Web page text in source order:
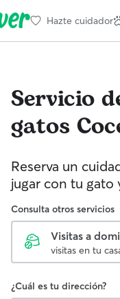
Hazte cuidador
Servicio
gatos
Reserva un
jugar con tu gato
Consulta otros servicios
Visitas a
visitas en tu
¿Cuál es tu dirección?